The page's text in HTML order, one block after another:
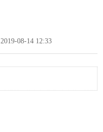
2019-08-14 12:33